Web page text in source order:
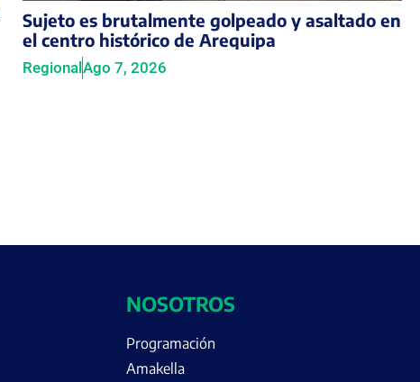
Sujeto es brutalmente golpeado y asaltado en
el centro histórico de Arequipa
RegionalAgo 7, 2026
NOSOTROS
Programación
Amakella